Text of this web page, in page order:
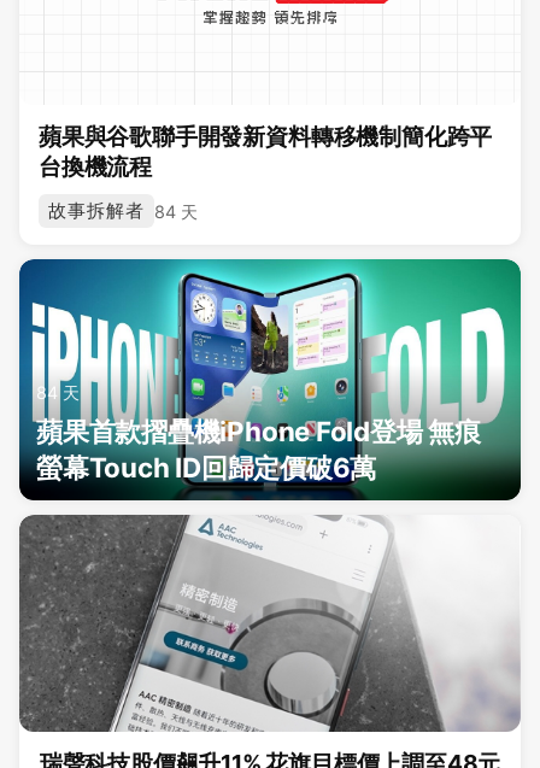
蘋果與谷歌聯手開發新資料轉移機制簡化跨平
台換機流程
故事拆解者 84 天
84 天
蘋果首款摺疊機iPhone Fold登場 無痕
螢幕Touch ID回歸定價破6萬